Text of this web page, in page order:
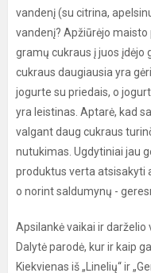
vandenį (su citrina,
vandenį? Apžiūrėjo
gramų cukraus į juos įdėjo
cukraus daugiausia yra
jogurte su priedais, o
yra leistinas. Aptarė, kad
valgant daug cukraus
nutukimas. Ugdytiniai jau
produktus verta atsisakyti
o norint saldumynų -
Apsilankė vaikai ir darželio
Dalytė parodė, kur ir kaip
Kiekvienas iš „Linelių“ ir